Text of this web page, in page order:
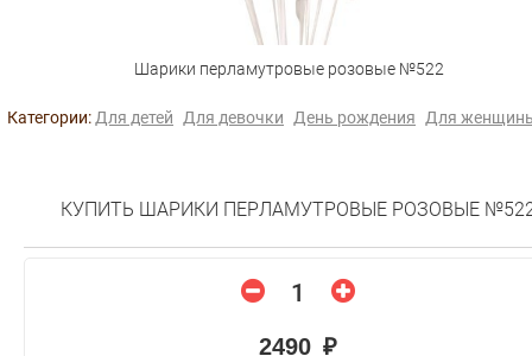
Шарики перламутровые розовые №522
Категории: Для детей Для девочки День рождения Для
КУПИТЬ ШАРИКИ ПЕРЛАМУТРОВЫЕ РОЗОВЫЕ
2490 ₽